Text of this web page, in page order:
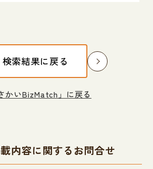
検索結果に戻る
かいBizMatch」に戻る
内容に関するお問合せ